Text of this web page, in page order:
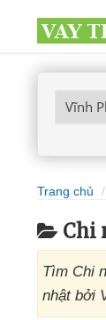
Trang chủ
Chi
Tìm Chi
nhật bởi